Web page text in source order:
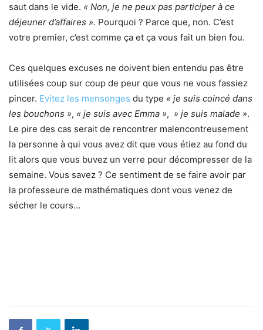
saut dans le vide. « Non, je ne peux pas participer à ce
déjeuner d’affaires ». Pourquoi ? Parce que, non. C’est
votre premier, c’est comme ça et ça vous fait un bien fou.
Ces quelques excuses ne doivent bien entendu pas être
utilisées coup sur coup de peur que vous ne vous fassiez
pincer. Evitez les mensonges du type « je suis coincé dans
les bouchons », « je suis avec Emma », » je suis malade ».
Le pire des cas serait de rencontrer malencontreusement
la personne à qui vous avez dit que vous étiez au fond du
lit alors que vous buvez un verre pour décompresser de la
semaine. Vous savez ? Ce sentiment de se faire avoir par
la professeure de mathématiques dont vous venez de
sécher le cours…